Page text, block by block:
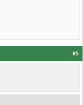
#5